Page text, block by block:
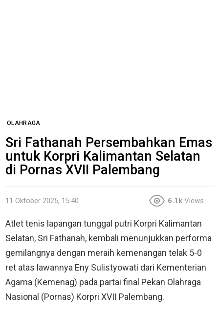
OLAHRAGA
Sri Fathanah Persembahkan Emas
untuk Korpri Kalimantan Selatan
di Pornas XVII Palembang
11 Oktober 2025, 15:40 6.1k Views
Atlet tenis lapangan tunggal putri Korpri Kalimantan
Selatan, Sri Fathanah, kembali menunjukkan performa
gemilangnya dengan meraih kemenangan telak 5-0
ret atas lawannya Eny Sulistyowati dari Kementerian
Agama (Kemenag) pada partai final Pekan Olahraga
Nasional (Pornas) Korpri XVII Palembang.